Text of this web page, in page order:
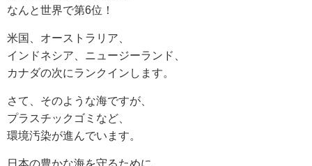
なんと世界で第6位！
米国、オーストラリア、
インドネシア、ニュージーランド、
カナダの次にランクインします。
さて、そのような海ですが、
プラスチックゴミなど、
環境汚染が進んでいます。
日本の豊かな海を守るために、